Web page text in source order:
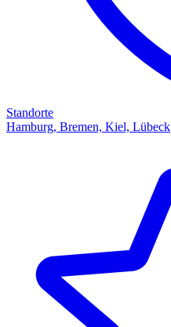
Standorte
Hamburg, Bremen, Kiel, Lübeck